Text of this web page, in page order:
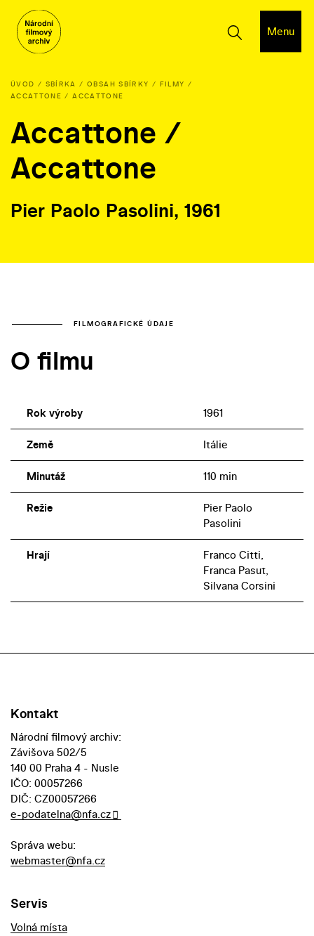
Menu
ÚVOD SBÍRKA OBSAH SBÍRKY
FILMY
ACCATTONE / ACCATTONE
Accattone /
Accattone
Pier Paolo Pasolini, 1961
FILMOGRAFICKÉ ÚDAJE
O filmu
Rok výroby 1961
Země Itálie
Minutáž 110 min
Režie
Pier Paolo
Pasolini
Hrají
Franco Citti,
Franca Pasut,
Silvana Corsini
Kontakt
Národní filmový archiv:
Závišova 502/5
140 00 Praha 4 - Nusle
IČO: 00057266
DIČ: CZ00057266
e-podatelna@nfa.cz
Správa webu:
webmaster@nfa.cz
Servis
Volná místa